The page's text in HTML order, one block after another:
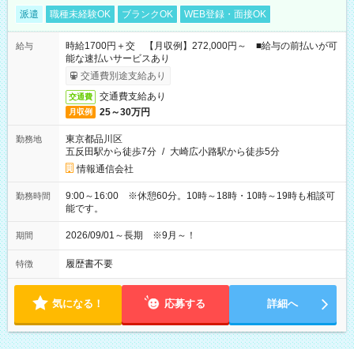
派遣 職種未経験OK ブランクOK WEB登録・面接OK
給与
時給1700円＋交 【月収例】272,000円～ ■給与の前払いが可
能な速払いサービスあり
交通費別途支給あり
交通費 交通費支給あり
月収例 25～30万円
勤務地
東京都品川区
五反田駅から徒歩7分 / 大崎広小路駅から徒歩5分
情報通信会社
勤務時間
9:00～16:00 ※休憩60分。10時～18時・10時～19時も相談可
能です。
期間 2026/09/01～長期 ※9月～！
特徴 履歴書不要
気になる！ 応募する 詳細へ